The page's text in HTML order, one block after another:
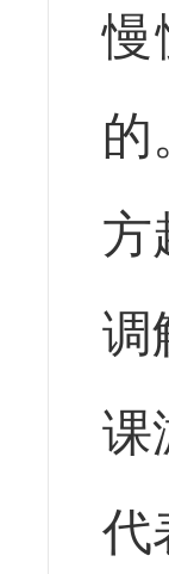
慢
的
方
调
课
代